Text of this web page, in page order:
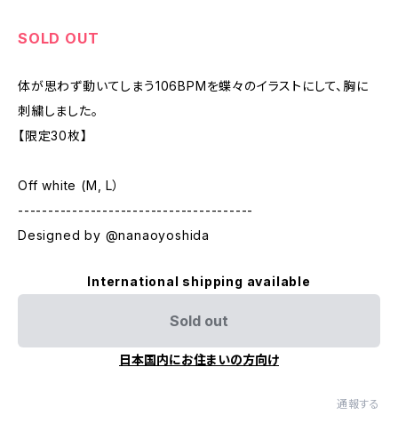
SOLD OUT
体が思わず動いてしまう106BPMを蝶々のイラストにして、胸に
刺繍しました。
【限定30枚】
Off white (M, L）
---------------------------------------
Designed by @nanaoyoshida
International shipping available
Sold out
日本国内にお住まいの方向け
通報する